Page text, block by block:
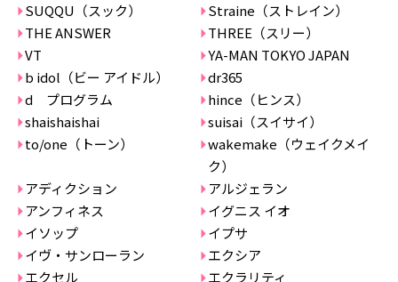
SUQQU（スック）
Straine（ストレイン）
THE ANSWER
THREE（スリー）
VT
YA-MAN TOKYO JAPAN
b idol（ビー アイドル）
dr365
d プログラム
hince（ヒンス）
shaishaishai
suisai（スイサイ）
to/one（トーン）
wakemake（ウェイクメイ
ク）
アディクション
アルジェラン
アンフィネス
イグニス イオ
イソップ
イプサ
イヴ・サンローラン
エクシア
エクセル
エクラリティ